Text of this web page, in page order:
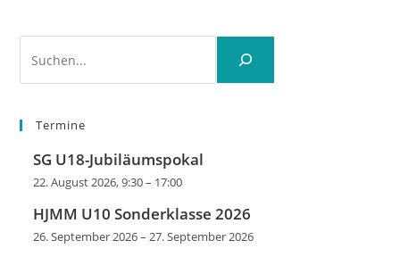
Termine
SG U18-Jubiläumspokal
22. August 2026, 9:30– 17:00
HJMM U10 Sonderklasse 2026
26. September 2026–27. September 2026